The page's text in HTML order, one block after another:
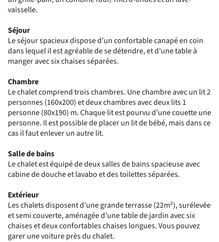
vaisselle.
Séjour
Le séjour spacieux dispose d’un confortable canapé en coin
dans lequel il est agréable de se détendre, et d’une table à
manger avec six chaises séparées.
Chambre
Le chalet comprend trois chambres. Une chambre avec un lit 2
personnes (160x200) et deux chambres avec deux lits 1
personne (80x190) m. Chaque lit est pourvu d’une couette une
personne. Il est possible de placer un lit de bébé, mais dans ce
cas il faut enlever un autre lit.
Salle de bains
Le chalet est équipé de deux salles de bains spacieuse avec
cabine de douche et lavabo et des toilettes séparées.
Extérieur
Les chalets disposent d’une grande terrasse (22m²), surélevée
et semi couverte, aménagée d’une table de jardin avec six
chaises et deux confortables chaises longues. Vous pouvez
garer une voiture près du chalet.